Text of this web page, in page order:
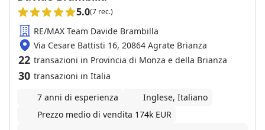
5.0(7 rec.)
RE/MAX Team Davide Brambilla
Via Cesare Battisti 16, 20864 Agrate Brianza
22 transazioni in Provincia di Monza e della Brianza
30 transazioni in Italia
7 anni di esperienza
Inglese, Italiano
Prezzo medio di vendita 174k EUR